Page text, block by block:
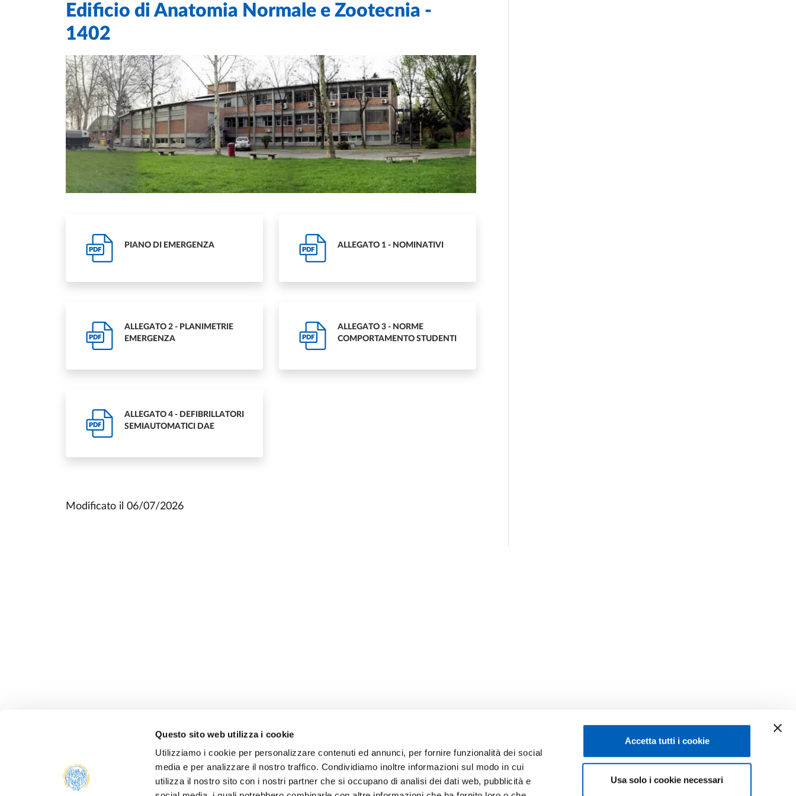
Questo sito web utilizza i cookie
Utilizziamo i cookie per personalizzare contenuti ed annunci, per fornire funzionalità dei social
media e per analizzare il nostro traffico. Condividiamo inoltre informazioni sul modo in cui
utilizza il nostro sito con i nostri partner che si occupano di analisi dei dati web, pubblicità e
Accetta tutti i cookie
Usa solo i cookie necessari
Edificio di Anatomia Normale e Zootecnia -
1402
PDF
PIANO DI EMERGENZA
PDF
ALLEGATO 1 - NOMINATIVI
PDF
ALLEGATO 2 - PLANIMETRIE
EMERGENZA
PDF
ALLEGATO 3 - NORME
COMPORTAMENTO STUDENTI
PDF
ALLEGATO 4 - DEFIBRILLATORI
SEMIAUTOMATICI DAE
Modificato il 06/07/2026
ALUMNI E AMICI DELL’UNIVERSITÀ DI PERSONALE
Facebook Linkedin